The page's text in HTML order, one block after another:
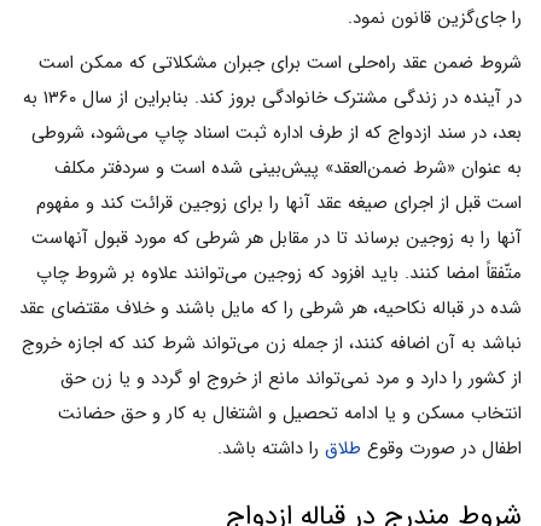
را جای‌گزین قانون نمود.
شروط ضمن عقد راه‌حلی است برای جبران مشکلاتی که ممکن است
در آینده در زندگی مشترک خانوادگی بروز کند. بنابراین از سال ۱۳۶۰ به
بعد، در سند ازدواج که از طرف اداره ثبت اسناد چاپ می‌شود، شروطی
به عنوان «شرط ضمن‌العقد» پیش‌بینی شده است و سردفتر مکلف
است قبل از اجرای صیغه عقد آنها را برای زوجین قرائت کند و مفهوم
آنها را به زوجین برساند تا در مقابل هر شرطی که مورد قبول آنهاست
متّفقاً امضا کنند. باید افزود که زوجین می‌توانند علاوه بر شروط چاپ
شده در قباله نکاحیه، هر شرطی را که مایل باشند و خلاف مقتضای عقد
نباشد به آن اضافه کنند، از جمله زن می‌تواند شرط کند که اجازه خروج
از کشور را دارد و مرد نمی‌تواند مانع از خروج او گردد و یا زن حق
انتخاب مسکن و یا ادامه تحصیل و اشتغال به کار و حق حضانت
اطفال در صورت وقوع طلاق را داشته باشد.
شروط مندرج در قباله ازدواج